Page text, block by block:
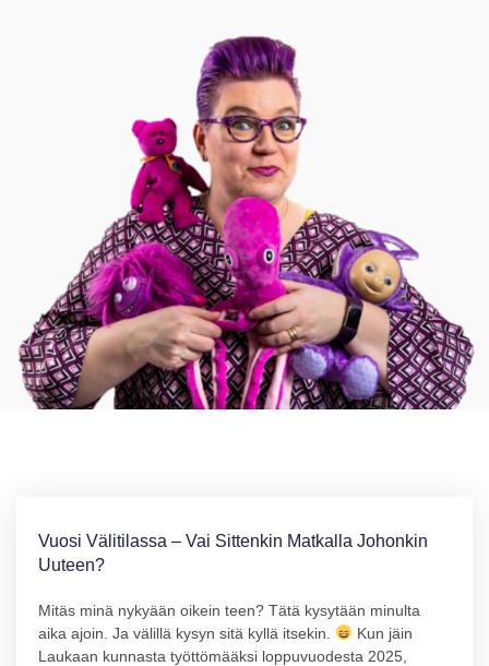
Vuosi Välitilassa – Vai Sittenkin Matkalla Johonkin
Uuteen?
Mitäs minä nykyään oikein teen? Tätä kysytään minulta
aika ajoin. Ja välillä kysyn sitä kyllä itsekin.
Kun jäin
Laukaan kunnasta työttömääksi loppuvuodesta 2025,